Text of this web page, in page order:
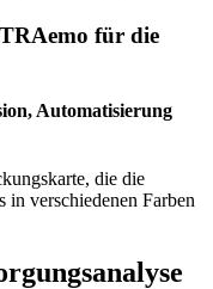
für die
Automatisierung